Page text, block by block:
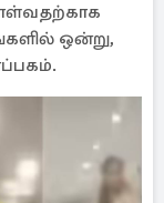
ஒன்று,